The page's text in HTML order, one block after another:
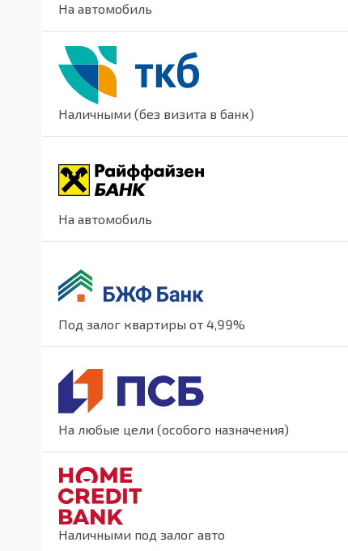
На автомобиль
Наличными (без визита в банк)
На автомобиль
Под залог квартиры от 4,99%
На любые цели (особого назначения)
Наличными под залог авто